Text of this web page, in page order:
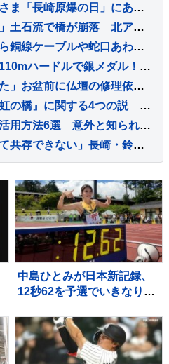
天皇皇后両陛下と愛子さま「長崎原爆の日」にあたり黙とう 上皇ご夫妻はテレビ中継を見て仙洞御所で 戦後81年
「土砂が崩落している」土石流で橋が崩落 北アルプス燕岳・登山口の温泉施設に登山客など約390人が孤立状態 長野
建築会社資材置き場から銅線ケーブルや蛇口あわせて約20キロ盗んだか 無職の男（50）を逮捕 警視庁は余罪を捜査 東京・足立区
古賀ジェレミー、男子110mハードルで銀メダル！12秒97をマークし今大会日本勢2人目の表彰台【U20世界陸上】
「見違えるようになった」お盆前に仏壇の修理依頼が急増 熊本地震 八代市の店に約100件の依頼
亡くなった猫が待つ『虹の橋』に関する4つの説 どう過ごしているの？いつの日か再会できる？
犬の『ペットシーツ』活用方法6選 意外と知られていない暮らしの中で役立つアイデアとは？
「人類と核兵器は決して共存できない」長崎・鈴木市長 被爆から81年 長崎原爆の日 高市総理「我が国は非核三原則を堅持している」
中島ひとみが日本新記録、
12秒62を予選でいきなりマ
ぶりに更新【陸上・富士北
麓ワールドトライアル】